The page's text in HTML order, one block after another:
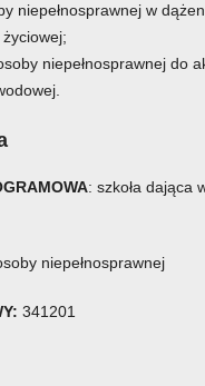
niepełnosprawnej w
niepełnosprawnej do
: szkoła dająca
niepełnosprawnej
341201